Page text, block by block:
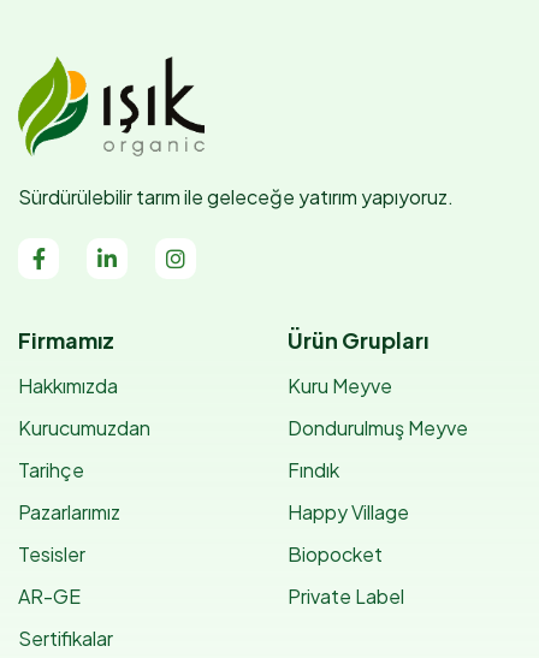
Sürdürülebilir tarım ile geleceğe yatırım yapıyoruz.
Firmamız
Hakkımızda
Kurucumuzdan
Tarihçe
Pazarlarımız
Tesisler
AR-GE
Sertifikalar
Ürün Grupları
Kuru Meyve
Dondurulmuş Meyve
Fındık
Happy Village
Biopocket
Private Label